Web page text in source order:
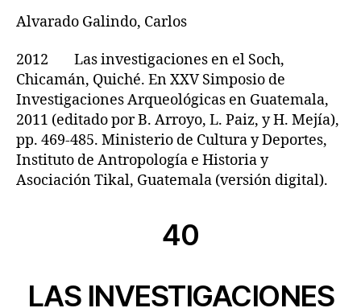
Alvarado Galindo, Carlos
2012 Las investigaciones en el Soch,
Chicamán, Quiché. En XXV Simposio de
Investigaciones Arqueológicas en Guatemala,
2011 (editado por B. Arroyo, L. Paiz, y H. Mejía),
pp. 469-485. Ministerio de Cultura y Deportes,
Instituto de Antropología e Historia y
Asociación Tikal, Guatemala (versión digital).
40
LAS INVESTIGACIONES